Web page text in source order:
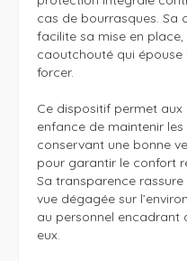
cas de bourrasques. Sa
facilite sa mise en
caoutchouté qui épouse
forcer.
Ce dispositif permet
enfance de maintenir
conservant une bonne
pour garantir le confort
Sa transparence
vue dégagée sur
au personnel
eux.